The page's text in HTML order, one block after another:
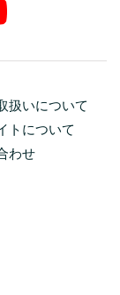
扱いについて
トについて
わせ